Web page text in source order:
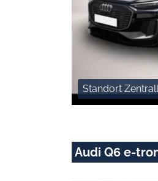
Standort
Audi Q6 e-